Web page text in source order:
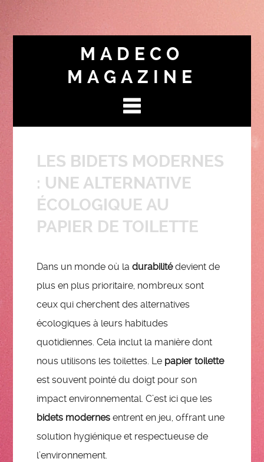
MADECO
MAGAZINE
LES BIDETS MODERNES
: UNE ALTERNATIVE
ÉCOLOGIQUE AU
PAPIER DE TOILETTE
Dans un monde où ladurabilitédevient de
plus en plus prioritaire, nombreux sont
ceux qui cherchent des alternatives
écologiques à leurs habitudes
quotidiennes. Cela inclut la manière dont
nous utilisons les toilettes. Le papier toilette
est souvent pointé du doigt pour son
impact environnemental. C’est ici que les
bidets modernes entrent en jeu, offrant une
solution hygiénique et respectueuse de
l’environnement.